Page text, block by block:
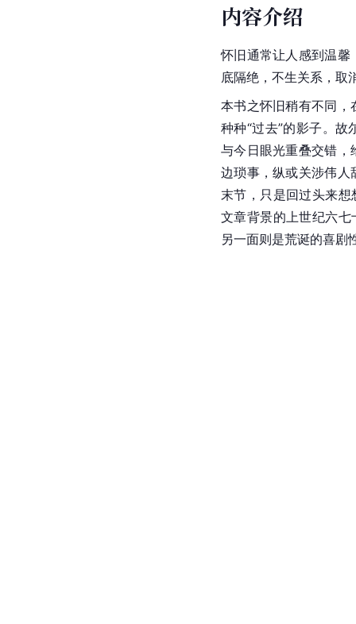
内容介绍
怀旧通常让人感到温馨
底隔绝，不生关系，取
本书之怀旧稍有不同
种种“过去”的影子。
与今日眼光重叠交错，
边琐事，纵或关涉伟人
末节，只是回过头来
文章背景的上世纪六七
另一面则是荒诞的喜剧